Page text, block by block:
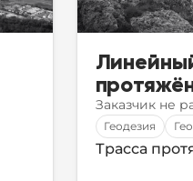
Заказчик не
Геодезия
Трасса